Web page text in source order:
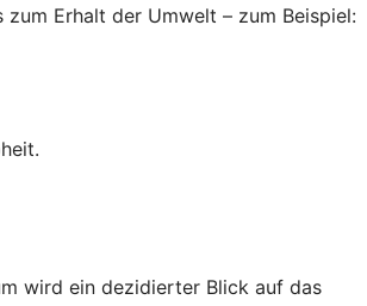
zum Erhalt der Umwelt – zum Beispiel:
wird ein dezidierter Blick auf das